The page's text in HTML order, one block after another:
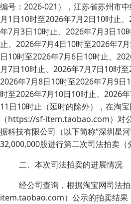
编号：2026-021），江苏省苏州市
月1日10时至2026年7月2日10时止
年7月3日10时止、2026年7月3日10
止、2026年7月4日10时至2026年7
日10时至2026年7月6日10时止、
月7日10时止、2026年7月7日10时至
2026年7月8日10时至2026年7月9日
时至2026年7月10日10时止、2026
11日10时止（延时的除外），在淘
（https://sf-item.taobao.com）对
据科技有限公司（以下简称“深圳星
32,000,000股进行第二次司法拍卖（
二、本次司法拍卖的进展情况
经公司查询，根据淘宝网司法
item.taobao.com）公示的拍卖结果